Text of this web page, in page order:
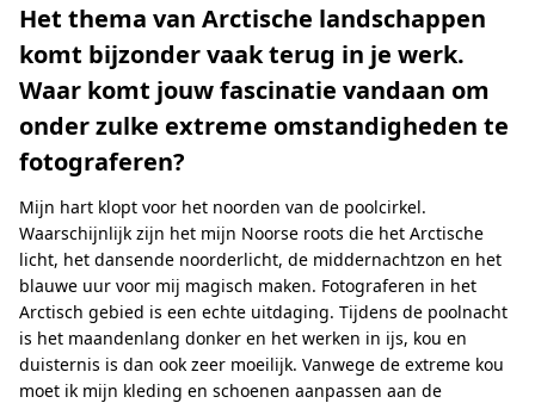
Het thema van Arctische landschappen
komt bijzonder vaak terug in je werk.
Waar komt jouw fascinatie vandaan om
onder zulke extreme omstandigheden te
fotograferen?
Mijn hart klopt voor het noorden van de poolcirkel.
Waarschijnlijk zijn het mijn Noorse roots die het Arctische
licht, het dansende noorderlicht, de middernachtzon en het
blauwe uur voor mij magisch maken. Fotograferen in het
Arctisch gebied is een echte uitdaging. Tijdens de poolnacht
is het maandenlang donker en het werken in ijs, kou en
duisternis is dan ook zeer moeilijk. Vanwege de extreme kou
moet ik mijn kleding en schoenen aanpassen aan de